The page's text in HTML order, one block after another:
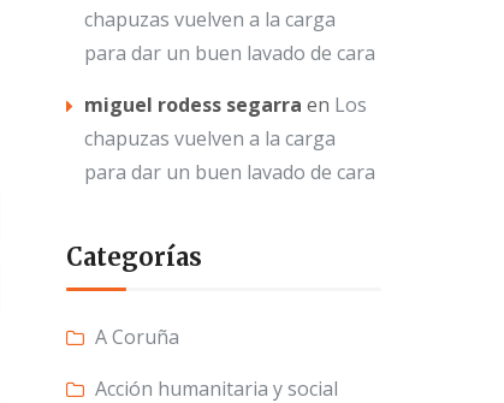
chapuzas vuelven a la carga
para dar un buen lavado de cara
miguel rodess segarra en Los
chapuzas vuelven a la carga
para dar un buen lavado de cara
Categorías
A Coruña
Acción humanitaria y social